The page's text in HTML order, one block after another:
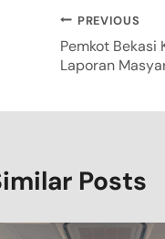
PREVIOUS
Pemkot Bekasi
Laporan
Posts